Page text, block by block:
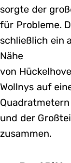
sorgte der
für Probleme.
schließlich ein
Nähe
von
Wollnys auf
und der
zusammen.